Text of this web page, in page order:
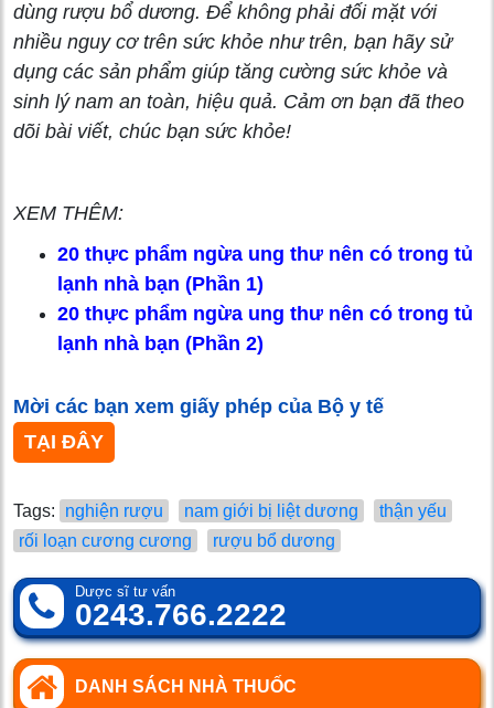
dùng rượu bổ dương. Để không phải đối mặt với
nhiều nguy cơ trên sức khỏe như trên, bạn hãy sử
dụng các sản phẩm giúp tăng cường sức khỏe và
sinh lý nam an toàn, hiệu quả. Cảm ơn bạn đã theo
dõi bài viết, chúc bạn sức khỏe!
XEM THÊM:
20 thực phẩm ngừa ung thư nên có trong tủ
lạnh nhà bạn (Phần 1)
20 thực phẩm ngừa ung thư nên có trong tủ
lạnh nhà bạn (Phần 2)
Mời các bạn xem giấy phép của Bộ y tế
TẠI ĐÂY
Tags: nghiện rượu nam giới bị liệt dương
thận yếu
rối loạn cương cương
rượu bổ dương
Dược sĩ tư vấn
0243.766.2222
DANH SÁCH NHÀ THUỐC